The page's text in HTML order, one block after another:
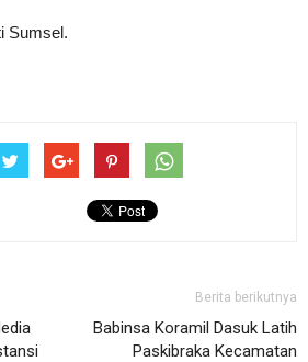
Sumsel.
Berita berikutnya
Babinsa Koramil Dasuk Latih
Paskibraka Kecamatan